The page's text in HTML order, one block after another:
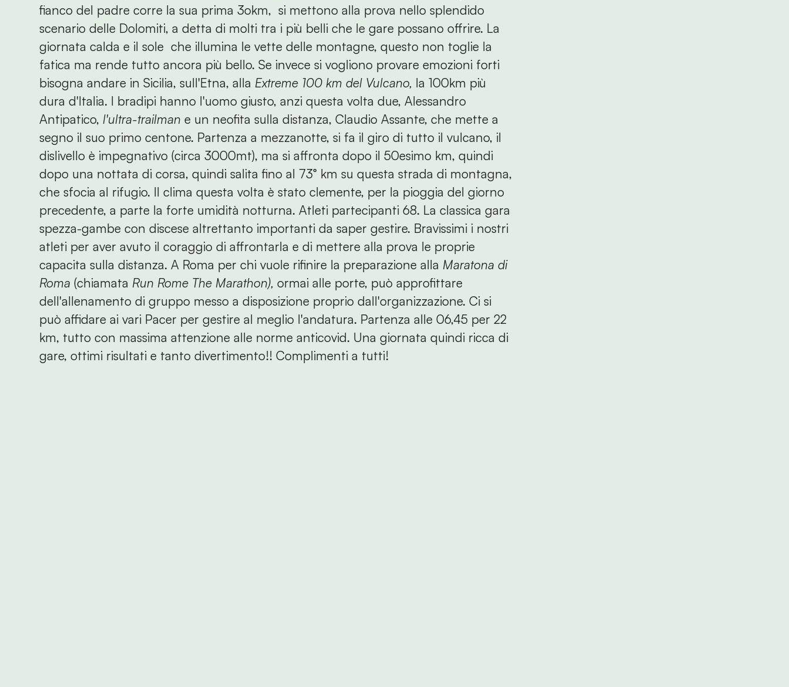
fianco del padre corre la sua prima 3okm, si mettono alla prova nello splendido
scenario delle Dolomiti, a detta di molti tra i più belli che le gare possano offrire. La
giornata calda e il sole che illumina le vette delle montagne, questo non toglie la
fatica ma rende tutto ancora più bello. Se invece si vogliono provare emozioni forti
bisogna andare in Sicilia, sull'Etna, alla Extreme 100 km del Vulcano, la 100km più
dura d'Italia. I bradipi hanno l'uomo giusto, anzi questa volta due, Alessandro
Antipatico, l'ultra-trailman e un neofita sulla distanza, Claudio Assante, che mette a
segno il suo primo centone. Partenza a mezzanotte, si fa il giro di tutto il vulcano, il
dislivello è impegnativo (circa 3000mt), ma si affronta dopo il 50esimo km, quindi
dopo una nottata di corsa, quindi salita fino al 73° km su questa strada di montagna,
che sfocia al rifugio. Il clima questa volta è stato clemente, per la pioggia del giorno
precedente, a parte la forte umidità notturna. Atleti partecipanti 68. La classica gara
spezza-gambe con discese altrettanto importanti da saper gestire. Bravissimi i nostri
atleti per aver avuto il coraggio di affrontarla e di mettere alla prova le proprie
capacita sulla distanza. A Roma per chi vuole rifinire la preparazione alla Maratona di
Roma (chiamata Run Rome The Marathon), ormai alle porte, può approfittare
dell'allenamento di gruppo messo a disposizione proprio dall'organizzazione. Ci si
può affidare ai vari Pacer per gestire al meglio l'andatura. Partenza alle 06,45 per 22
km, tutto con massima attenzione alle norme anticovid. Una giornata quindi ricca di
gare, ottimi risultati e tanto divertimento!! Complimenti a tutti!